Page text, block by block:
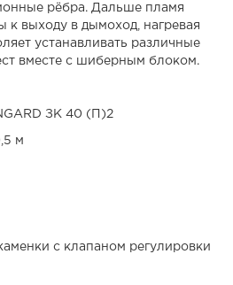
рёбра. Дальше пламя
к выходу в дымоход, нагревая
устанавливать различные
вместе с шиберным блоком.
ЗК 40 (П)2
м
с клапаном регулировки